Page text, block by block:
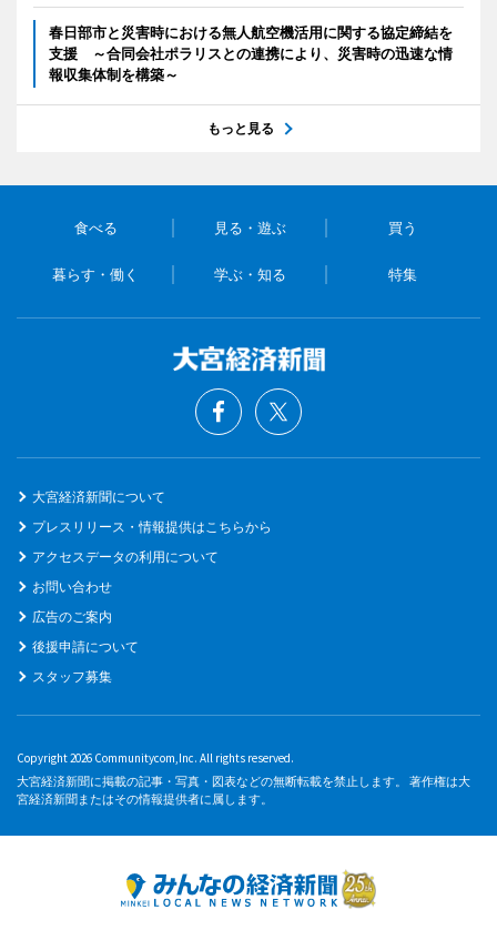
春日部市と災害時における無人航空機活用に関する協定締結を
支援 ～合同会社ポラリスとの連携により、災害時の迅速な情
報収集体制を構築～
もっと見る
食べる 見る・遊ぶ 買う
暮らす・働く 学ぶ・知る 特集
大宮経済新聞について
プレスリリース・情報提供はこちらから
アクセスデータの利用について
お問い合わせ
広告のご案内
後援申請について
スタッフ募集
Copyright 2026 Communitycom,Inc. All rights reserved.
大宮経済新聞に掲載の記事・写真・図表などの無断転載を禁止します。 著作権は大
宮経済新聞またはその情報提供者に属します。